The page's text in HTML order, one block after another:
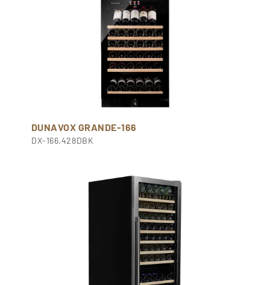
DUNAVOX GRANDE-166
DX-166.428DBK